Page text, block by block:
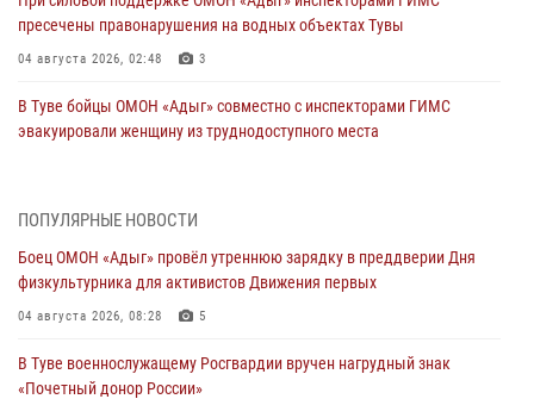
пресечены правонарушения на водных объектах Тувы
04 августа 2026, 02:48 3
В Туве бойцы ОМОН «Адыг» совместно с инспекторами ГИМС
эвакуировали женщину из труднодоступного места
Росгвардия проверила организацию отдыха детей в детских
31 июля 2026, 03:49
Сотрудники вневедомственной охраны приняли участие в акции
29 июля 2026, 09:41
ПОПУЛЯРНЫЕ НОВОСТИ
Боец ОМОН «Адыг» провёл утреннюю зарядку в преддверии Дня
физкультурника для активистов Движения первых
04 августа 2026, 08:28 5
В Туве военнослужащему Росгвардии вручен нагрудный знак
«Почетный донор России»